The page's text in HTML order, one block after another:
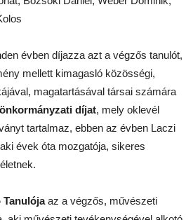
évben díjazza azt a végzős tanulót,
mellett kimagasló közösségi,
magatartásával társai számára
díjat, mely oklevél
tartalmaz, ebben az évben Laczi
évek óta mozgatója, sikeres
Tanulójaaz a végzős, művészeti